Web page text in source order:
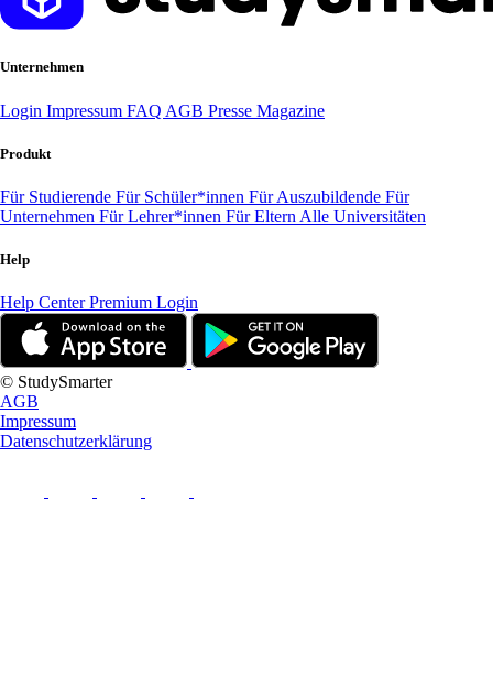
Unternehmen
Login Impressum FAQ AGB Presse Magazine
Produkt
Für Studierende Für Schüler*innen Für Auszubildende Für
Unternehmen Für Lehrer*innen Für Eltern Alle Universitäten
Help
Help CenterPremium Login
© StudySmarter
AGB
Impressum
Datenschutzerklärung